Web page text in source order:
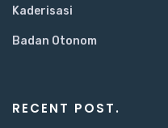
Kaderisasi
Badan Otonom
RECENT POST.